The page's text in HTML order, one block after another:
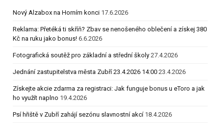
Nový Alzabox na Horním konci 17.6.2026
Reklama: Přetéká ti skříň? Zbav se nenošeného oblečení a získej 380
Kč na ruku jako bonus! 6.6.2026
Fotografická soutěž pro základní a střední školy 27.4.2026
Jednání zastupitelstva města Zubří 23.4.2026 14:00 23.4.2026
Získejte akcie zdarma za registraci: Jak funguje bonus u eToro a jak
ho využít naplno 19.4.2026
Psí hřiště v Zubří zahájí sezónu slavnostní akcí 18.4.2026